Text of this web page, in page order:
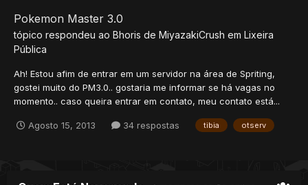
Pokemon Master 3.0
tópico respondeu ao Bhoris de MiyazakiCrush em Lixeira
Pública
Ah! Estou afim de entrar em um servidor na área de Spriting,
gostei muito do PM3.0.. gostaria me informar se há vagas no
momento.. caso queira entrar em contato, meu contato está...
Agosto 15, 2013 34 respostas tibia otserv